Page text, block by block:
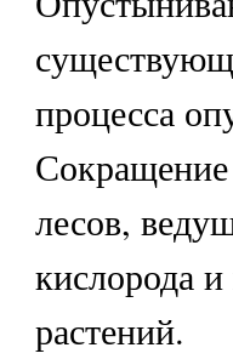
процесса
лесов,
кислорода
растений.